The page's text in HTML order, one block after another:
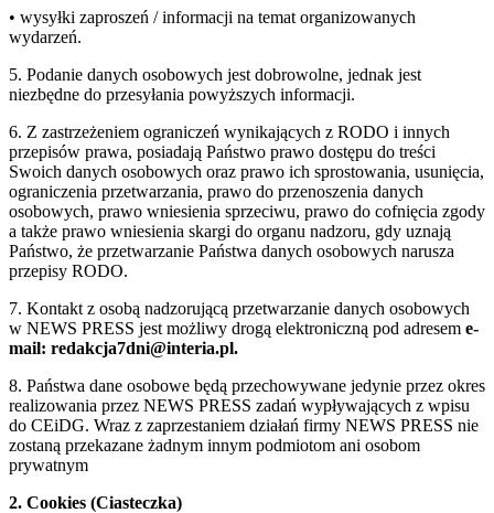
• wysyłki zaproszeń / informacji na temat organizowanych
wydarzeń.
5. Podanie danych osobowych jest dobrowolne, jednak jest
niezbędne do przesyłania powyższych informacji.
6. Z zastrzeżeniem ograniczeń wynikających z RODO i innych
przepisów prawa, posiadają Państwo prawo dostępu do treści
Swoich danych osobowych oraz prawo ich sprostowania, usunięcia,
ograniczenia przetwarzania, prawo do przenoszenia danych
osobowych, prawo wniesienia sprzeciwu, prawo do cofnięcia zgody
a także prawo wniesienia skargi do organu nadzoru, gdy uznają
Państwo, że przetwarzanie Państwa danych osobowych narusza
przepisy RODO.
7. Kontakt z osobą nadzorującą przetwarzanie danych osobowych
w NEWS PRESS jest możliwy drogą elektroniczną pod adresem e-
mail: redakcja7dni@interia.pl.
8. Państwa dane osobowe będą przechowywane jedynie przez okres
realizowania przez NEWS PRESS zadań wypływających z wpisu
do CEiDG. Wraz z zaprzestaniem działań firmy NEWS PRESS nie
zostaną przekazane żadnym innym podmiotom ani osobom
prywatnym
2. Cookies (Ciasteczka)